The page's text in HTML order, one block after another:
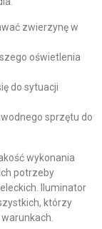
zwierzynę w
oświetlenia
do sytuacji
sprzętu do
wykonania
potrzeby
Iluminator
którzy